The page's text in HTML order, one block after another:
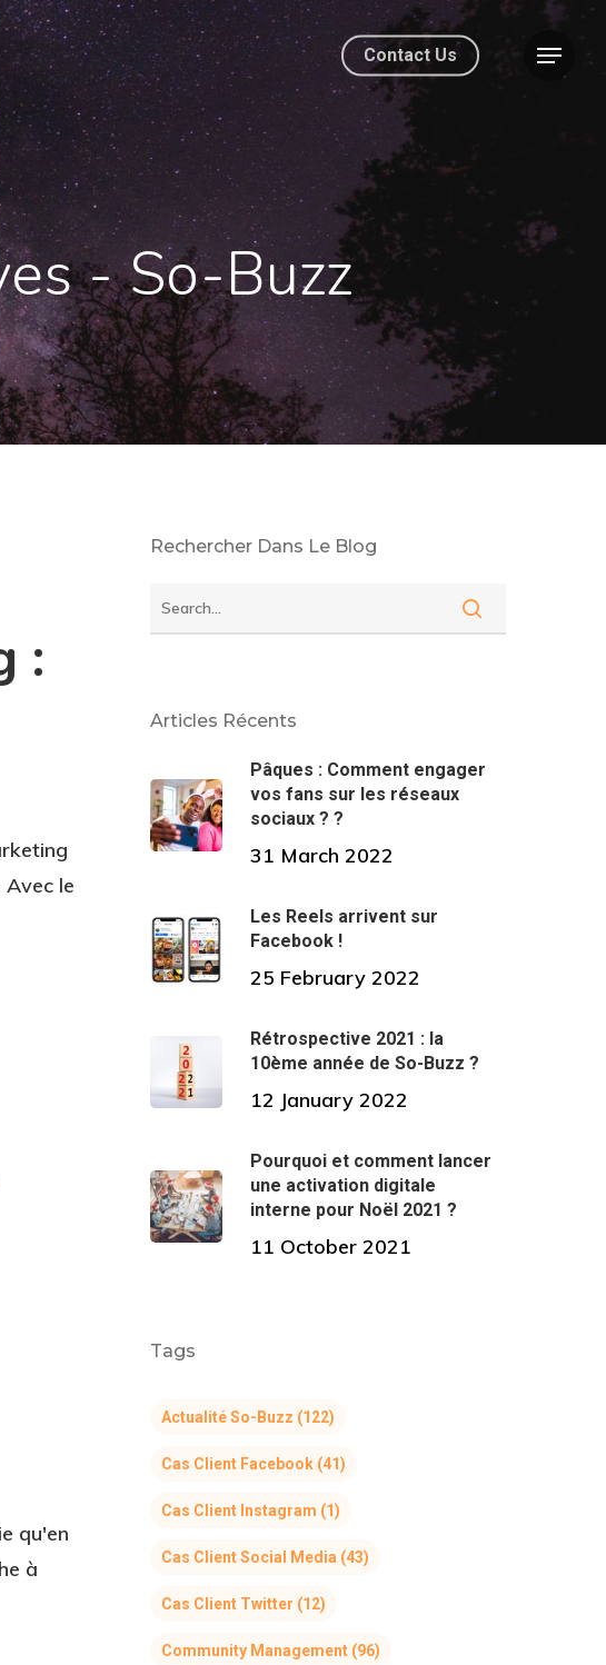
Contact Us
- So-Buzz
:
le
qu'en
à
Rechercher Dans Le Blog
Articles Récents
Pâques : Comment engager
vos fans sur les réseaux
sociaux ? ?
31 March 2022
Les Reels arrivent sur
Facebook !
25 February 2022
Rétrospective 2021 : la
10ème année de So-Buzz ?
12 January 2022
Pourquoi et comment lancer
une activation digitale
interne pour Noël 2021 ?
11 October 2021
Tags
Actualité So-Buzz (122)
Cas Client Facebook(41)
Cas Client Instagram (1)
Cas Client Social Media (43)
Cas Client Twitter (12)
Community Management(96)